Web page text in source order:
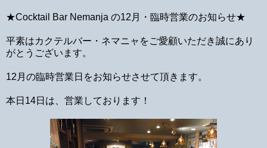
★Cocktail Bar Nemanja の12月・臨時営業のお知らせ★
平素はカクテルバー・ネマニャをご愛顧いただき誠にあり
がとうございます。
12月の臨時営業日をお知らせさせて頂きます。
本日14日は、営業しております！